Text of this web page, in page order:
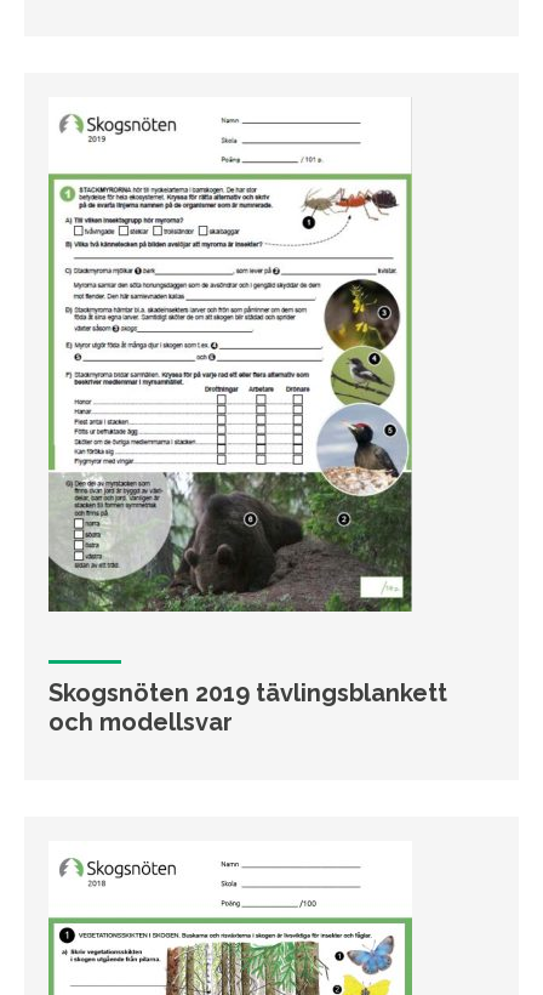
Skogsnöten 2019 tävlingsblankett
och modellsvar